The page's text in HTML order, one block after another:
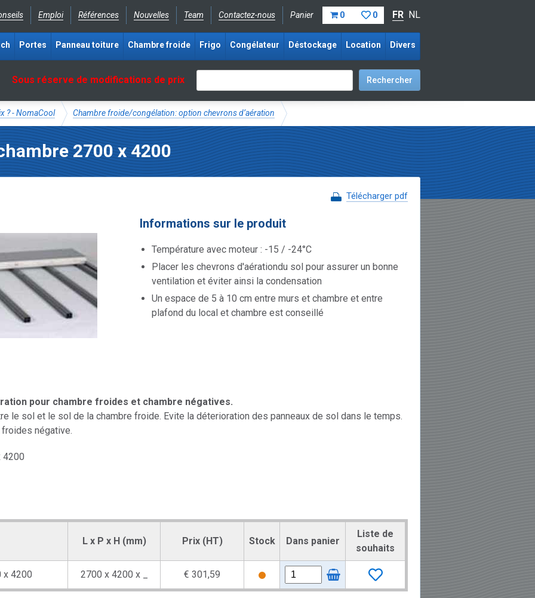
Emploi Références Nouvelles Team Contactez-nous Panier 0 0 FR NL
Sous réserve de modifications de prix
Portes Panneau toiture Chambre froide Frigo Congélateur Déstockage Location Divers
? - NomaCool Chambre froide/congélation: option chevrons d’aération
2700 x 4200
Télécharger pdf
Informations sur le produit
Température avec moteur : -15 / -24°C
Placer les chevrons d'aérationdu sol pour assurer un bonne
ventilation et éviter ainsi la condensation
Un espace de 5 à 10 cm entre murs et chambre et entre
plafond du local et chambre est conseillé
pour chambre froides et chambre négatives.
le sol et le sol de la chambre froide. Evite la déterioration des panneaux de sol dans le temps.
négative.
4200
L x P x H (mm) Prix (HT) Stock Dans panier
Liste de
souhaits
x 4200 2700 x 4200 x _ € 301,59